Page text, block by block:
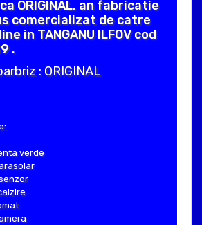
ORIGINAL, an fabricatie
comercializat de catre
in TANGANU ILFOV cod
.
: ORIGINAL
verde